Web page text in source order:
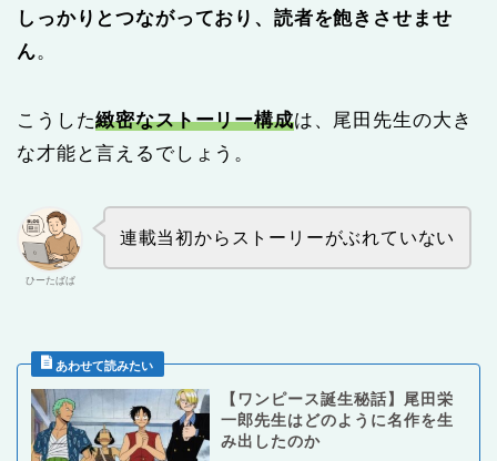
しっかりとつながっており、読者を飽きさせませ
ん。
こうした緻密なストーリー構成は、尾田先生の大き
な才能と言えるでしょう。
ひーたぱぱ
連載当初からストーリーがぶれていない
【ワンピース誕生秘話】尾田栄
一郎先生はどのように名作を生
み出したのか